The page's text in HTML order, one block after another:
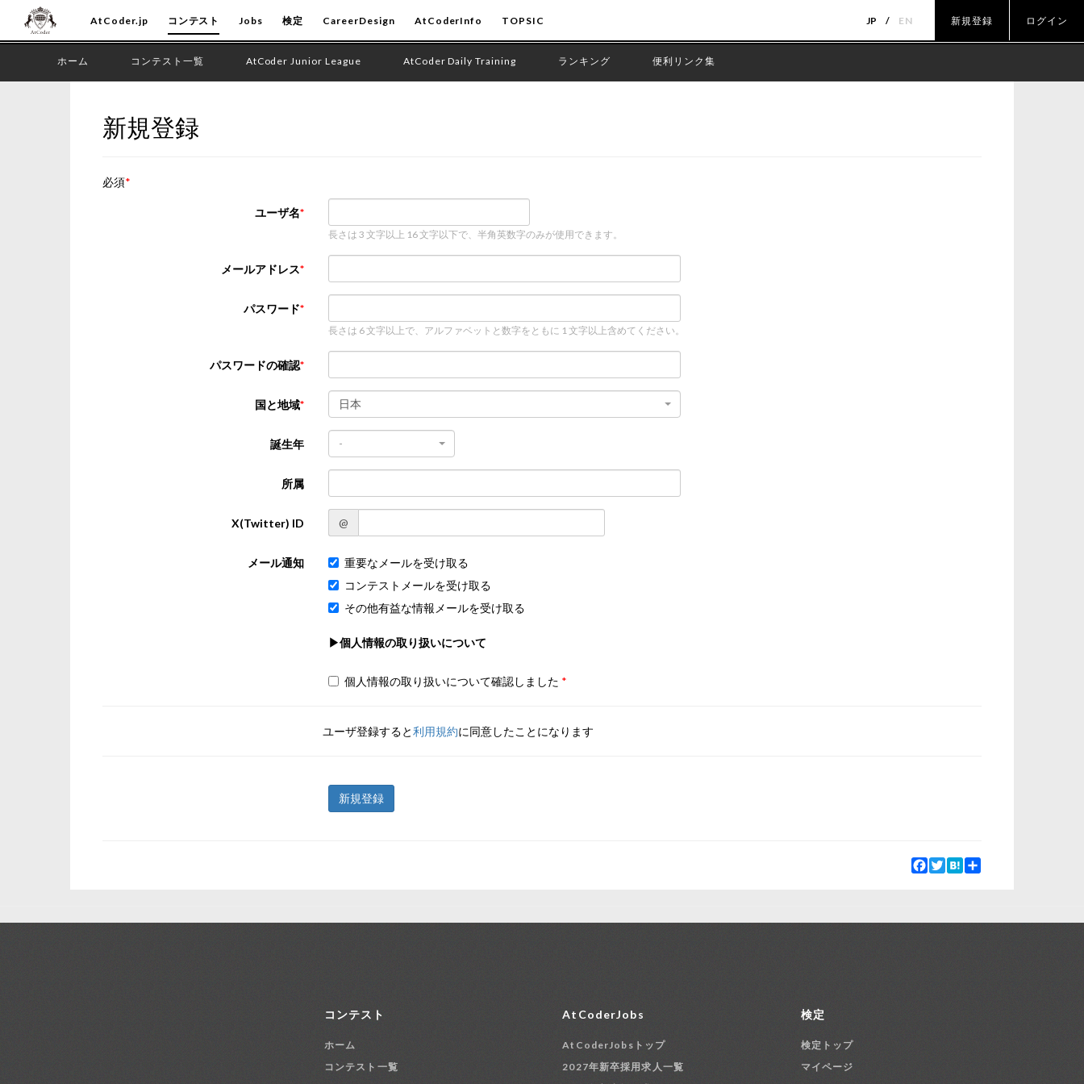
AtCoder.jp コンテスト Jobs 検定 CareerDesign AtCoderInfo TOPSIC JP EN 新規登録 ログイン
ホーム コンテスト一覧 AtCoder Junior League AtCoder Daily Training ランキング 便利リンク集
新規登録
必須
ユーザ名
長さは 3 文字以上 16 文字以下で、半角英数字のみが使用できます。
メールアドレス
パスワード
長さは 6 文字以上で、アルファベットと数字をともに 1 文字以上含めてください。
パスワードの確認
国と地域 日本
誕生年 -
所属
X(Twitter) ID @
メール通知
重要なメールを受け取る
コンテストメールを受け取る
その他有益な情報メールを受け取る
▶個人情報の取り扱いについて
個人情報の取り扱いについて確認しました
ユーザ登録すると利用規約に同意したことになります
新規登録
Facebook
Twitter
Hatena
コンテスト
ホーム
コンテスト一覧
AtCoderJobs
AtCoderJobsトップ
2027年新卒採用求人一覧
検定
検定トップ
マイページ